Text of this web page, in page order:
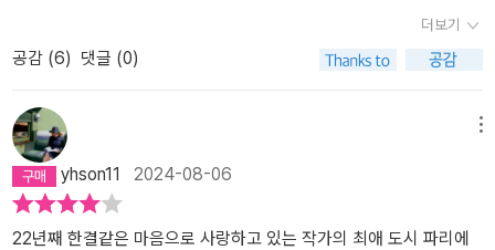
표는 나를 위한 보호막이기도 하지만, 한편으로 실패의 인정을 상징
할 수도 있기 때문이다. 매일 일상 시간에 나갈 곳이 있다는 것, 직장
이 부여하는 사회적 지위를 갖는다는 것, 무엇보다 매달 같은 날에 생
활을 영위할 금전적 보상이 마련된다는 것, 그러니까 내 삶의 '정형'을
잡아주는 너무나도 견고한 틀, 그것을 버린다는 것은 결코 쉬운 일이
아니다.​파리에서 두 달 살기. 하루 저녁의 약속처럼 가벼운 바람은 아
니지만, 그렇다고 못 이룰 것도 아니다. 그러나 삶의 '정형'이 가진 힘
은 대단하여, '못 이룰 것도 아닌' 그 바람은 작가의 마음 속에 20년간
더보기
공감 (6) 댓글 (0)
yhson11 2024-08-06
22년째 한결같은 마음으로 사랑하고 있는 작가의 최애 도시 파리에